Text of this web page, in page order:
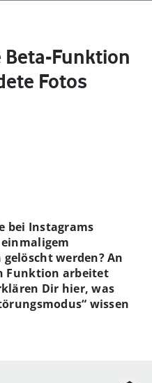
Beta-Funktion
Fotos
bei Instagrams
werden? An
Funktion arbeitet
Dir hier, was
wissen